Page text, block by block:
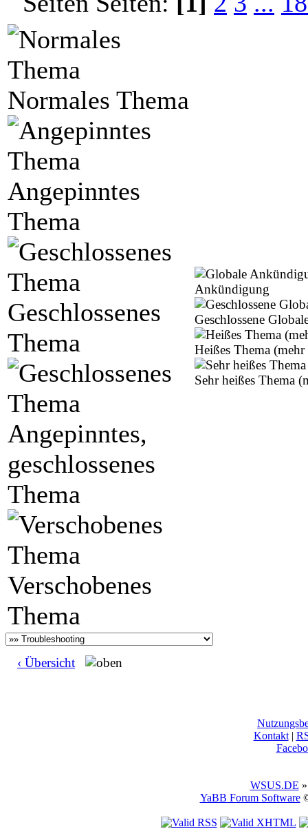
Normales Thema
Angepinntes
Thema
Geschlossenes
Thema
Angepinntes,
geschlossenes
Thema
Verschobenes
Thema
Ankündigung
Geschlossene
Heißes Thema
Sehr heißes Thema
‹ Übersicht
Kontakt|
WSUS.DE
YaBB Forum Software©